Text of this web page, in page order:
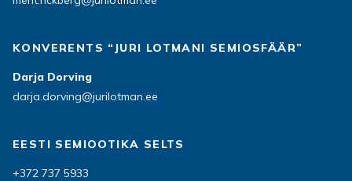
KONVERENTS “JURI LOTMANI SEMIOSFÄÄR”
Darja Dorving
darja.dorving@jurilotman.ee
EESTI SEMIOOTIKA SELTS
+372 737 5933